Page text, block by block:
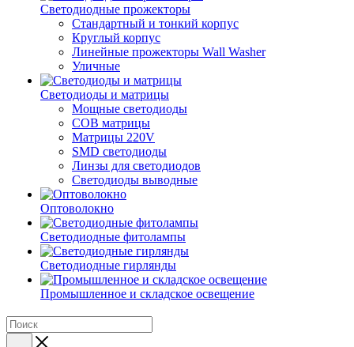
Светодиодные прожекторы
Стандартный и тонкий корпус
Круглый корпус
Линейные прожекторы Wall Washer
Уличные
Светодиоды и матрицы
Мощные светодиоды
COB матрицы
Матрицы 220V
SMD светодиоды
Линзы для светодиодов
Светодиоды выводные
Оптоволокно
Светодиодные фитолампы
Светодиодные гирлянды
Промышленное и складское освещение